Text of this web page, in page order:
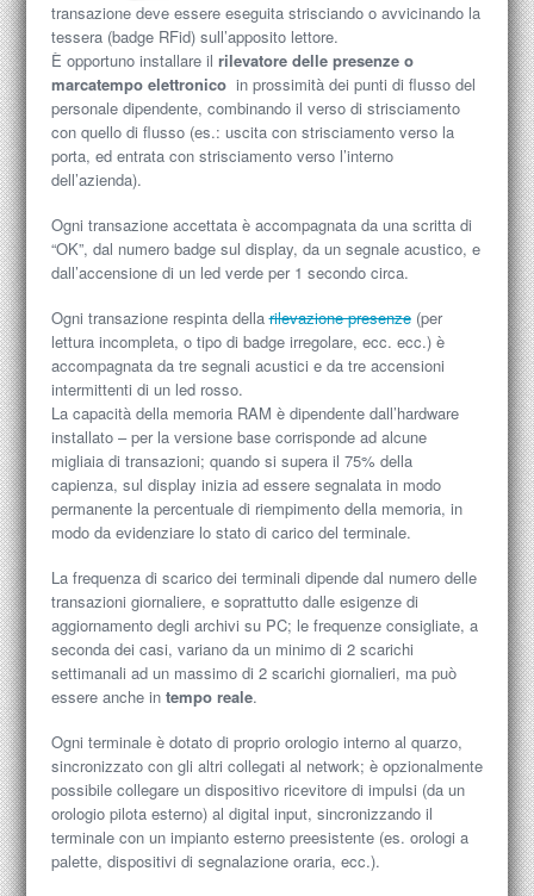
transazione deve essere eseguita strisciando o avvicinando la
tessera (badge RFid) sull’apposito lettore.
È opportuno installare il rilevatore delle presenze o
marcatempo elettronico in prossimità dei punti di flusso del
personale dipendente, combinando il verso di strisciamento
con quello di flusso (es.: uscita con strisciamento verso la
porta, ed entrata con strisciamento verso l’interno
dell’azienda).
Ogni transazione accettata è accompagnata da una scritta di
“OK”, dal numero badge sul display, da un segnale acustico, e
dall’accensione di un led verde per 1 secondo circa.
Ogni transazione respinta dellarilevazione presenze(per
lettura incompleta, o tipo di badge irregolare, ecc. ecc.) è
accompagnata da tre segnali acustici e da tre accensioni
intermittenti di un led rosso.
La capacità della memoria RAM è dipendente dall’hardware
installato – per la versione base corrisponde ad alcune
migliaia di transazioni; quando si supera il 75% della
capienza, sul display inizia ad essere segnalata in modo
permanente la percentuale di riempimento della memoria, in
modo da evidenziare lo stato di carico del terminale.
La frequenza di scarico dei terminali dipende dal numero delle
transazioni giornaliere, e soprattutto dalle esigenze di
aggiornamento degli archivi su PC; le frequenze consigliate, a
seconda dei casi, variano da un minimo di 2 scarichi
settimanali ad un massimo di 2 scarichi giornalieri, ma può
essere anche in tempo reale.
Ogni terminale è dotato di proprio orologio interno al quarzo,
sincronizzato con gli altri collegati al network; è opzionalmente
possibile collegare un dispositivo ricevitore di impulsi (da un
orologio pilota esterno) al digital input, sincronizzando il
terminale con un impianto esterno preesistente (es. orologi a
palette, dispositivi di segnalazione oraria, ecc.).